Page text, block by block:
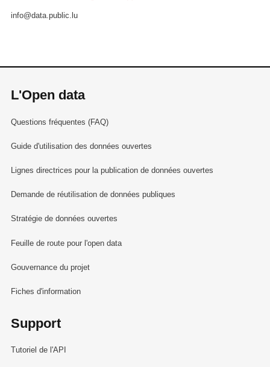
info@data.public.lu
L'Open data
Questions fréquentes (FAQ)
Guide d'utilisation des données ouvertes
Lignes directrices pour la publication de données ouvertes
Demande de réutilisation de données publiques
Stratégie de données ouvertes
Feuille de route pour l'open data
Gouvernance du projet
Fiches d'information
Support
Tutoriel de l'API